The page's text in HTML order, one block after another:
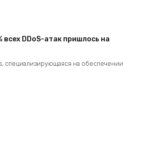
всех DDoS-атак пришлось на
специализирующаяся на обеспечении